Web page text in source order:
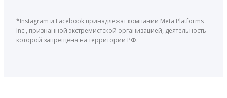
*Instagram и Facebook принадлежат компании Meta Platforms
Inc., признанной экстремистской организацией, деятельность
которой запрещена на территории РФ.